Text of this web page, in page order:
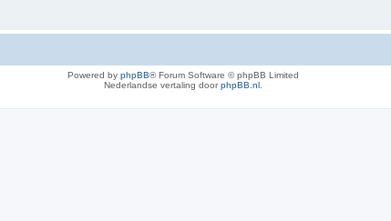
Powered by phpBB® Forum Software © phpBB Limited
Nederlandse vertaling doorphpBB.nl